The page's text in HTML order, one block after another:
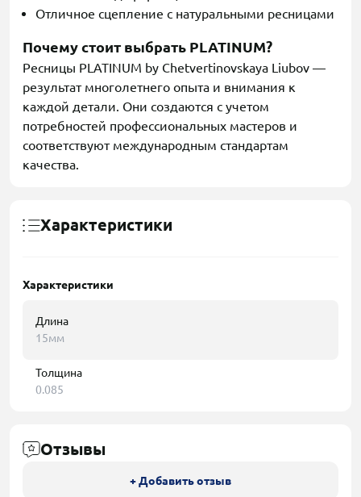
Отличное сцепление с натуральными ресницами
Почему стоит выбрать PLATINUM?
Ресницы PLATINUM by Chetvertinovskaya Liubov —
результат многолетнего опыта и внимания к
каждой детали. Они создаются с учетом
потребностей профессиональных мастеров и
соответствуют международным стандартам
качества.
Характеристики
Характеристики
Длина
15мм
Толщина
0.085
Отзывы
+ Добавить отзыв